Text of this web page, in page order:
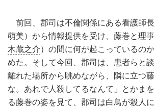
前回、郡司は不倫関係にある看護師
萌美）から情報提供を受け、藤巻と理
木蔵之介）の間に何が起こっているの
めた。そして今回、郡司は、患者らと
離れた場所から眺めながら、隣に立つ
な。あれで人殺してるなんて」とかま
る藤巻の姿を見て、郡司は白鳥が殺人